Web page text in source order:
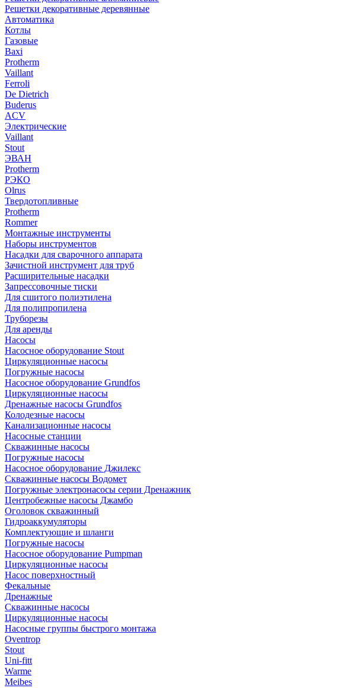
Решетки декоративные деревянные
Автоматика
Котлы
Газовые
Baxi
Protherm
Vaillant
Ferroli
De Dietrich
Buderus
ACV
Электрические
Vaillant
Stout
ЭВАН
Protherm
РЭКО
Olrus
Твердотопливные
Protherm
Rommer
Монтажные инструменты
Наборы инструментов
Насадки для сварочного аппарата
Зачистной инструмент для труб
Расширительные насадки
Запрессовочные тиски
Для сшитого полиэтилена
Для полипропилена
Труборезы
Для аренды
Насосы
Насосное оборудование Stout
Циркуляционные насосы
Погружные насосы
Насосное оборудование Grundfos
Циркуляционные насосы
Дренажные насосы Grundfos
Колодезные насосы
Канализационные насосы
Насосные станции
Скважинные насосы
Погружные насосы
Насосное оборудование Джилекс
Скважинные насосы Водомет
Погружные электронасосы серии Дренажник
Центробежные насосы Джамбо
Оголовок скважинный
Гидроаккумуляторы
Комплектующие и шланги
Погружные насосы
Насосное оборудование Pumpman
Циркуляционные насосы
Насос поверхностный
Фекальные
Дренажные
Скважинные насосы
Циркуляционные насосы
Насосные группы быстрого монтажа
Oventrop
Stout
Uni-fitt
Warme
Meibes